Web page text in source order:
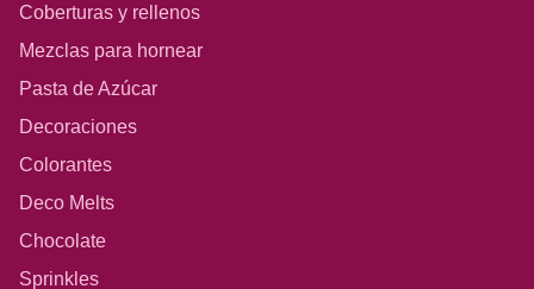
Coberturas y rellenos
Mezclas para hornear
Pasta de Azúcar
Decoraciones
Colorantes
Deco Melts
Chocolate
Sprinkles